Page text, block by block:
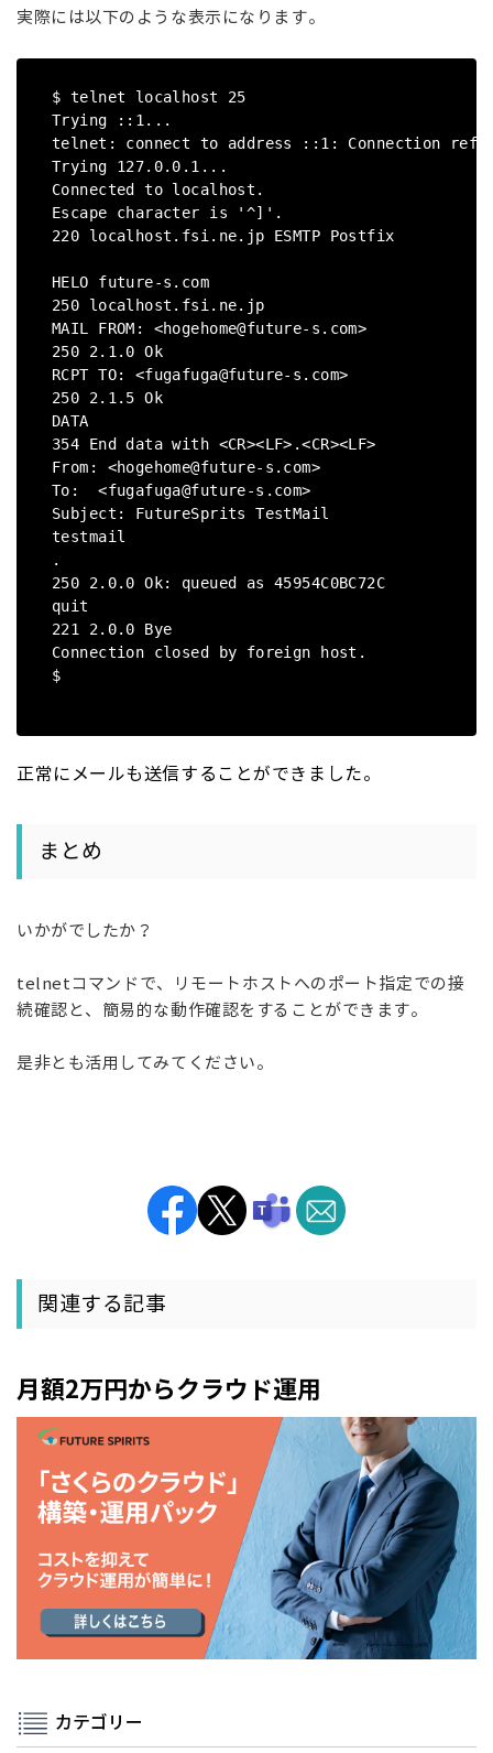
実際には以下のような表示になります。
$ telnet localhost 25
Trying ::1...
telnet: connect to address ::1: Connection
Trying 127.0.0.1...
Connected to localhost.
Escape character is '^]'.
220 localhost.fsi.ne.jp ESMTP Postfix
HELO future-s.com
250 localhost.fsi.ne.jp
MAIL FROM: <hogehome@future-s.com>
250 2.1.0 Ok
RCPT TO: <fugafuga@future-s.com>
250 2.1.5 Ok
DATA
354 End data with <CR><LF>.<CR><LF>
From: <hogehome@future-s.com>
To: <fugafuga@future-s.com>
Subject: FutureSprits TestMail
testmail
.
250 2.0.0 Ok: queued as 45954C0BC72C
quit
221 2.0.0 Bye
Connection closed by foreign host.
$
正常にメールも送信することができました。
まとめ
いかがでしたか？
telnetコマンドで、リモートホストへのポート指定での接
続確認と、簡易的な動作確認をすることができます。
是非とも活用してみてください。
関連する記事
月額2万円からクラウド運用
カテゴリー